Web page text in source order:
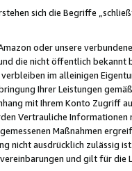
sich die Begriffe
oder unsere
die nicht öffentlich
im alleinigen
Ihrer Leistungen
mit Ihrem Konto
Vertrauliche
Maßnahmen
nicht ausdrücklich zulässig
und gilt für die